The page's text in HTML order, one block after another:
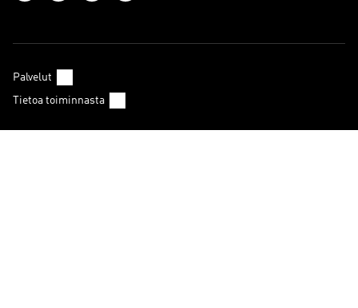
Palvelut
Tietoa toiminnasta